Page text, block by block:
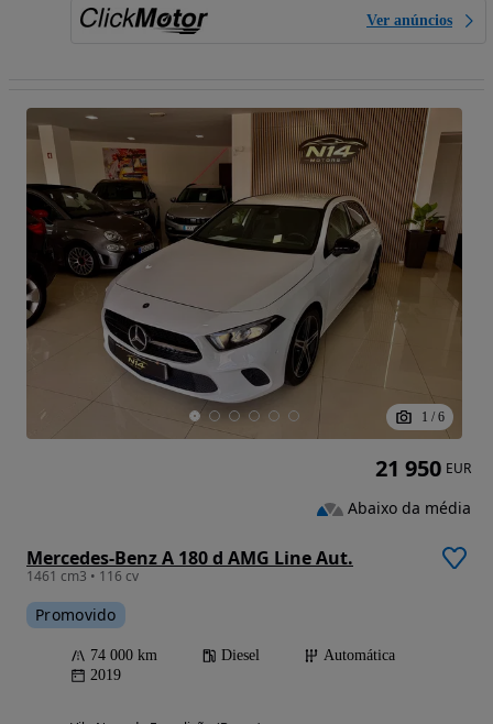
Ver anúncios
1 / 6
Mercedes-Benz A 180 d AMG Line Aut.
1461 cm3 • 116 cv
Promovido
74 000 km Diesel
Automática
2019
21 950 EUR
Abaixo da média